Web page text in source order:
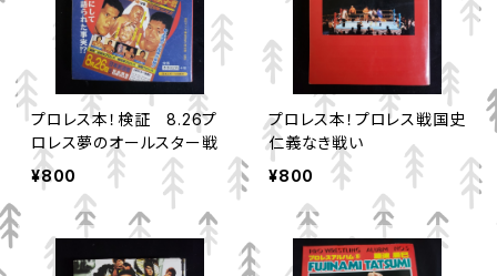
プロレス本！検証 8.26プ
ロレス夢のオールスター戦
¥800
プロレス本！プロレス戦国史
仁義なき戦い
¥800